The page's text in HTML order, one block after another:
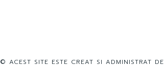
© ACEST SITE ESTE CREAT SI ADMINISTRAT DE